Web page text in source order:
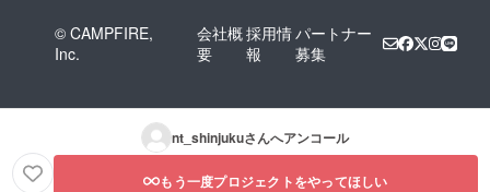
© CAMPFIRE,
Inc.
会社概
要
採用情
報
パートナー
募集
nt_shinjukuさんへアンコール
もう一度プロジェクトをやってほしい